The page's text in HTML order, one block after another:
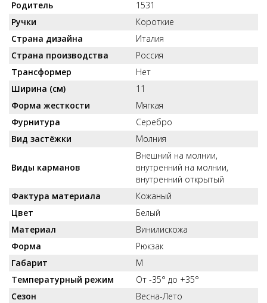
Родитель
1531
Ручки
Короткие
Страна дизайна
Италия
Страна производства
Россия
Трансформер
Нет
Ширина (см)
11
Форма жесткости
Мягкая
Фурнитура
Серебро
Вид застёжки
Молния
Виды карманов
Внешний на молнии,
внутренний на молнии,
внутренний открытый
Фактура материала
Кожаный
Цвет
Белый
Материал
Винилискожа
Форма
Рюкзак
Габарит
M
Температурный режим
От -35° до +35°
Сезон
Весна-Лето